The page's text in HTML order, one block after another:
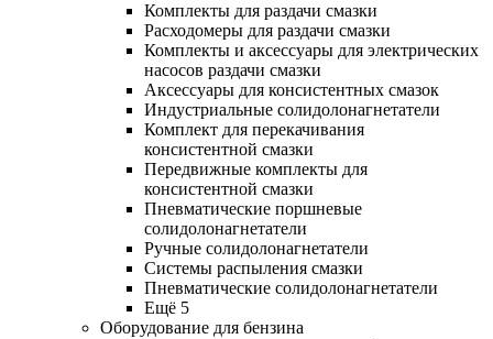
Комплекты для раздачи смазки
Расходомеры для раздачи смазки
Комплекты и аксессуары для электрических
насосов раздачи смазки
Аксессуары для консистентных смазок
Индустриальные солидолонагнетатели
Комплект для перекачивания
консистентной смазки
Передвижные комплекты для
консистентной смазки
Пневматические поршневые
солидолонагнетатели
Ручные солидолонагнетатели
Системы распыления смазки
Пневматические солидолонагнетатели
Ещё 5
Оборудование для бензина